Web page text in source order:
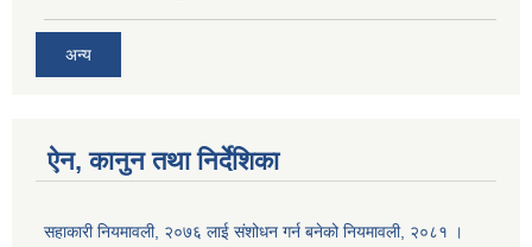
अन्य
ऐन, कानुन तथा निर्देशिका
सहाकारी नियमावली, २०७६ लाई संशोधन गर्न बनेको नियमावली, २०८१ ।